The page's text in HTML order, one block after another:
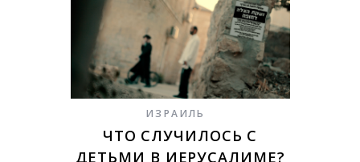
ИЗРАИЛЬ
ЧТО СЛУЧИЛОСЬ С
ДЕТЬМИ В ИЕРУСАЛИМЕ?